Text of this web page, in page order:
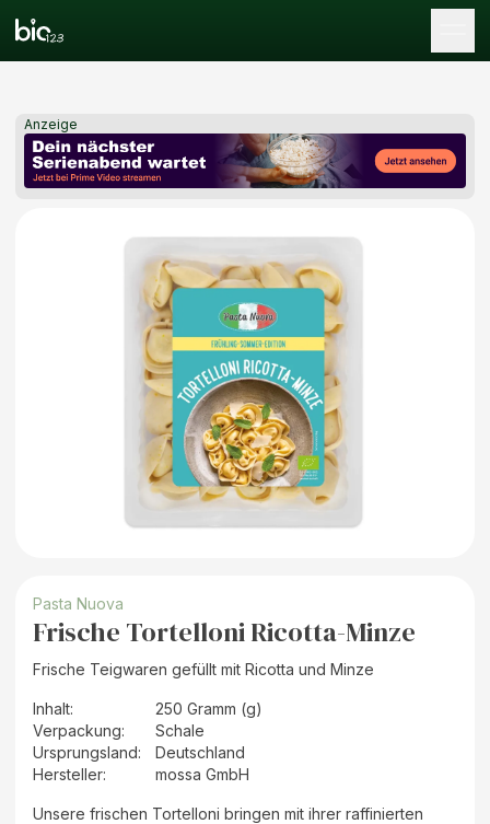
Anzeige
Pasta Nuova
Frische Tortelloni Ricotta-Minze
Frische Teigwaren gefüllt mit Ricotta und Minze
Inhalt:
250 Gramm (g)
Verpackung:
Schale
Ursprungsland:
Deutschland
Hersteller: mossa GmbH
Unsere frischen Tortelloni bringen mit ihrer raffinierten